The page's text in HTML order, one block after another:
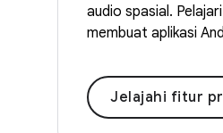
audio spasial.
membuat aplikasi
Jelajahi fitur